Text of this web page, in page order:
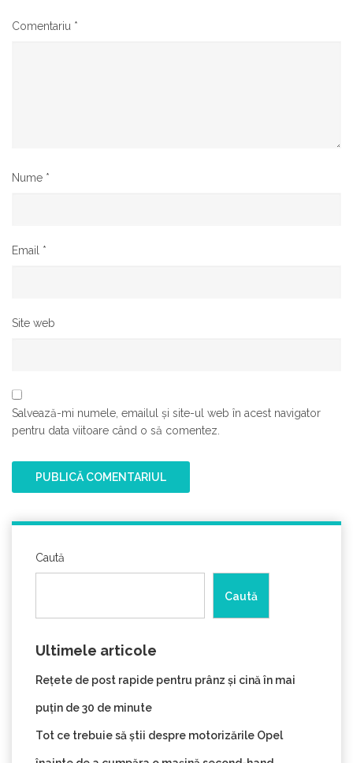
Comentariu *
Nume *
Email *
Site web
Salvează-mi numele, emailul și site-ul web în acest navigator
pentru data viitoare când o să comentez.
Caută
Caută
Ultimele articole
Rețete de post rapide pentru prânz și cină în mai
puțin de 30 de minute
Tot ce trebuie să știi despre motorizările Opel